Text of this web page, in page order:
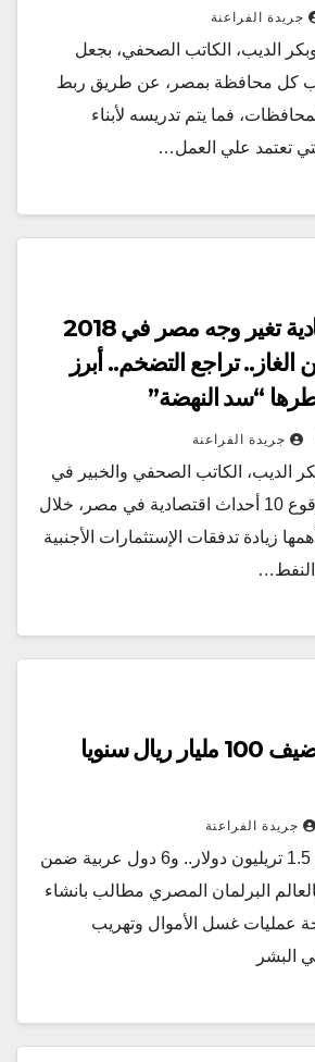
جريدة الفراعنة
الديب، الكاتب الصحفي، بجعل
كل محافظة بمصر، عن طريق ربط
فما يتم تدريسه لأبناء
تعتمد علي العمل…
10 أحداث اقتصادية تغير وجه مصر في 2018
الغاز.. تراجع التضخم.. أبرز
“سد النهضة”
جريدة الفراعنة
الديب، الكاتب الصحفي والخبير في
الشأن الإقتصادي، وقوع 10 أحداث اقتصادية في مصر، خلال
الجديد 2018، أهمها زيادة تدفقات الإستثمارات الأجنبية
محاربة الفساد تضيف 100 مليار ريال سنويا
جريدة الفراعنة
الفساد يكلف العرب 1.5 تريليون دولار.. و6 دول عربية ضمن
بالعالم البرلمان المصري مطالب بانشاء
عمليات غسل الأموال وتهريب
البشر